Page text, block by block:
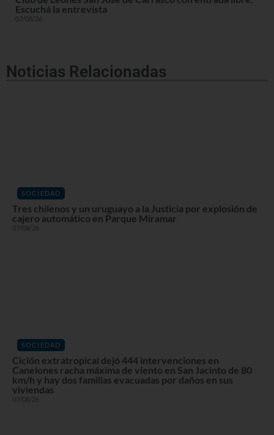
Escuchá la entrevista
07/08/26
Noticias Relacionadas
SOCIEDAD
Tres chilenos y un uruguayo a la Justicia por explosión de
cajero automático en Parque Miramar
07/08/26
SOCIEDAD
Ciclón extratropical dejó 444 intervenciones en
Canelones racha máxima de viento en San Jacinto de 80
km/h y hay dos familias evacuadas por daños en sus
viviendas
07/08/26